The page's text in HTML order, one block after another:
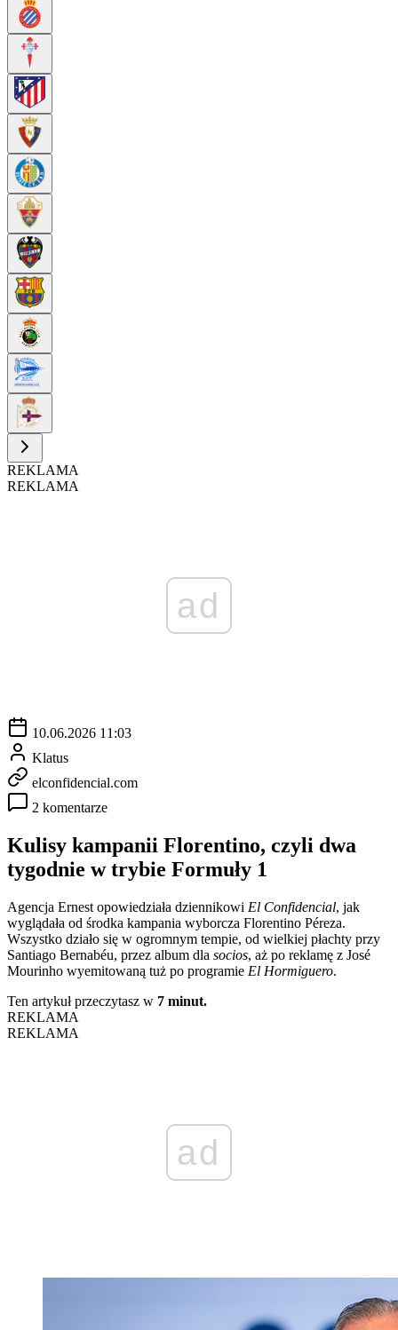
REKLAMA
REKLAMA
ad
10.06.2026 11:03
Klatus
elconfidencial.com
2 komentarze
Kulisy kampanii Florentino, czyli dwa
tygodnie w trybie Formuły 1
Agencja Ernest opowiedziała dziennikowi El Confidencial, jak
wyglądała od środka kampania wyborcza Florentino Péreza.
Wszystko działo się w ogromnym tempie, od wielkiej płachty przy
Santiago Bernabéu, przez album dla socios, aż po reklamę z José
Mourinho wyemitowaną tuż po programie El Hormiguero.
Ten artykuł przeczytasz w 7 minut.
REKLAMA
REKLAMA
ad